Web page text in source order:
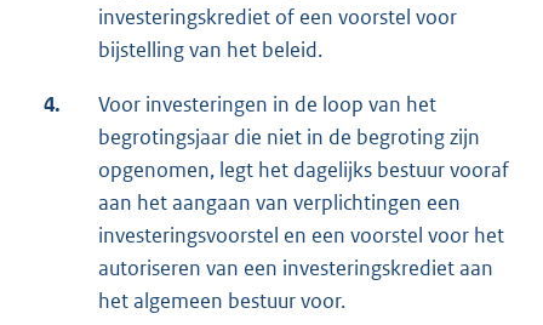
investeringskrediet of een voorstel voor
bijstelling van het beleid.
4.
Voor investeringen in de loop van het
begrotingsjaar die niet in de begroting zijn
opgenomen, legt het dagelijks bestuur vooraf
aan het aangaan van verplichtingen een
investeringsvoorstel en een voorstel voor het
autoriseren van een investeringskrediet aan
het algemeen bestuur voor.